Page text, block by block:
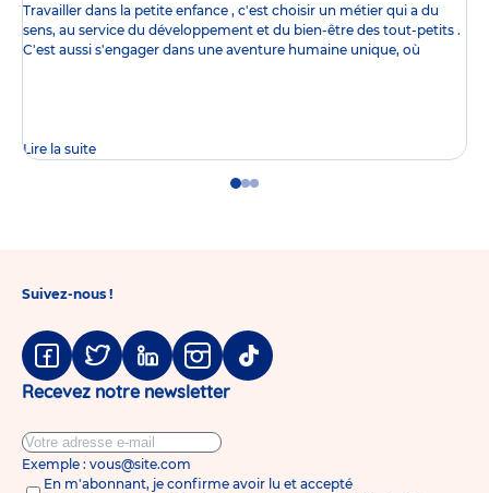
Travailler dans la petite enfance , c'est choisir un métier qui a du
sens, au service du développement et du bien-être des tout-petits .
C'est aussi s'engager dans une aventure humaine unique, où
Lire la suite
GoGoGo
Suivez-nous !
Facebook
TwitterLinkedinInstagram
Tiktok
Recevez notre newsletter
Exemple : vous@site.com
En m'abonnant, je confirme avoir lu et accepté